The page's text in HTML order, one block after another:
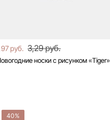
руб. 3,29 руб.
носки с рисунком «Tiger»
40%